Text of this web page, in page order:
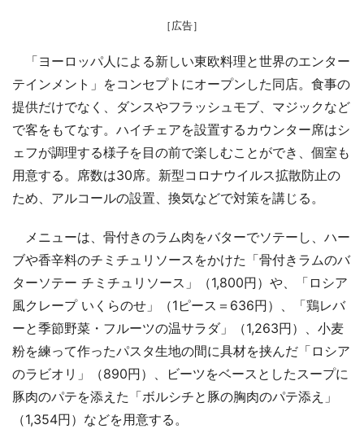
［広告］
「ヨーロッパ人による新しい東欧料理と世界のエンター
テインメント」をコンセプトにオープンした同店。食事の
提供だけでなく、ダンスやフラッシュモブ、マジックなど
で客をもてなす。ハイチェアを設置するカウンター席はシ
ェフが調理する様子を目の前で楽しむことができ、個室も
用意する。席数は30席。新型コロナウイルス拡散防止の
ため、アルコールの設置、換気などで対策を講じる。
メニューは、骨付きのラム肉をバターでソテーし、ハー
ブや香辛料のチミチュリソースをかけた「骨付きラムのバ
ターソテー チミチュリソース」（1,800円）や、「ロシア
風クレープ いくらのせ」（1ピース＝636円）、「鶏レバ
ーと季節野菜・フルーツの温サラダ」（1,263円）、小麦
粉を練って作ったパスタ生地の間に具材を挟んだ「ロシア
のラビオリ」（890円）、ビーツをベースとしたスープに
豚肉のパテを添えた「ボルシチと豚の胸肉のパテ添え」
（1,354円）などを用意する。